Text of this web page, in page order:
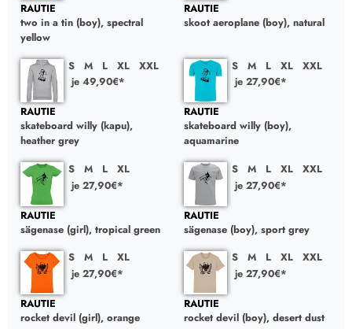
RAUTIE
two in a tin (boy), spectral
yellow
RAUTIE
skoot aeroplane (boy), natural
S M L XL
XXL
je 49,90€*
RAUTIE
skateboard willy (kapu),
heather grey
S M L XL
XXL
je 27,90€*
RAUTIE
skateboard willy (boy),
aquamarine
S
M L
XL
je 27,90€*
RAUTIE
sägenase (girl), tropical green
S M L XL
XXL
je 27,90€*
RAUTIE
sägenase (boy), sport grey
S
M L
XL
je 27,90€*
RAUTIE
rocket devil (girl), orange
S M L XL
XXL
je 27,90€*
RAUTIE
rocket devil (boy), desert dust